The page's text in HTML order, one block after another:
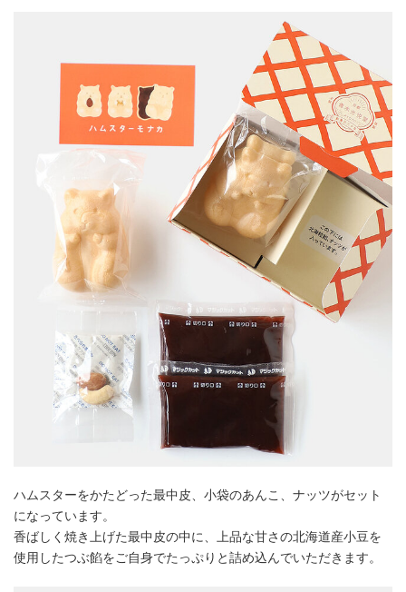
ハムスターをかたどった最中皮、小袋のあんこ、ナッツがセット
になっています。
香ばしく焼き上げた最中皮の中に、上品な甘さの北海道産小豆を
使用したつぶ餡をご自身でたっぷりと詰め込んでいただきます。